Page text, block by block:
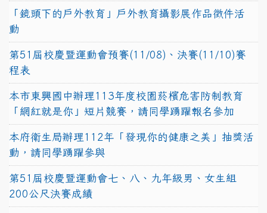
「鏡頭下的戶外教育」戶外教育攝影展作品徵件活
動
第51屆校慶暨運動會預賽(11/08)、決賽(11/10)賽
程表
本市東興國中辦理113年度校園菸檳危害防制教育
「網紅就是你」短片競賽，請同學踴躍報名參加
本府衛生局辦理112年「發現你的健康之美」抽獎活
動，請同學踴躍參與
第51屆校慶暨運動會七、八、九年級男、女生組
200公尺決賽成績